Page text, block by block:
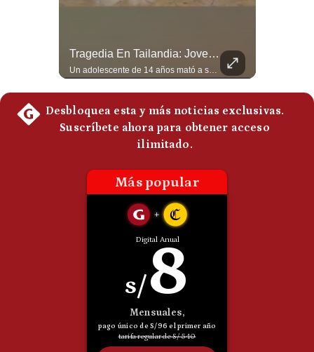
Frecuentes
Tragedia En Tailandia: Joven De 14 Años Ataca A Su Familia Y Colegio | Gestión Mundo
Un adolescente de 14 años mató a sus abuelos y luego atacó su colegio de secundaria en Tailandia, dejando cinco fallecidos adicionales y más de 30 heridos antes de quitarse la vida. Según las autoridades y el primer ministro Anutin Charnvirakul, el hecho habría sido motivado por estrés académico extremo. El suceso reabre el debate sobre la alta posesión de armas de fuego en el país asiático. #Tailandia #Noticias #UltimaHora #NoticiasInternacionales #Shorts 👉 Suscríbete y activa la campana para no perderte nuestro análisis diario. 🌎 Síguenos en nuestras redes sociales: 📌 Web oficial: https://gestion.pe/mundo/ 📌 LinkedIn: http://bit.ly/3HYIET0 📌 X (Twitter): http://bit.ly/4noZtX9 📌 TikTok: http://bit.ly/4evB6TO